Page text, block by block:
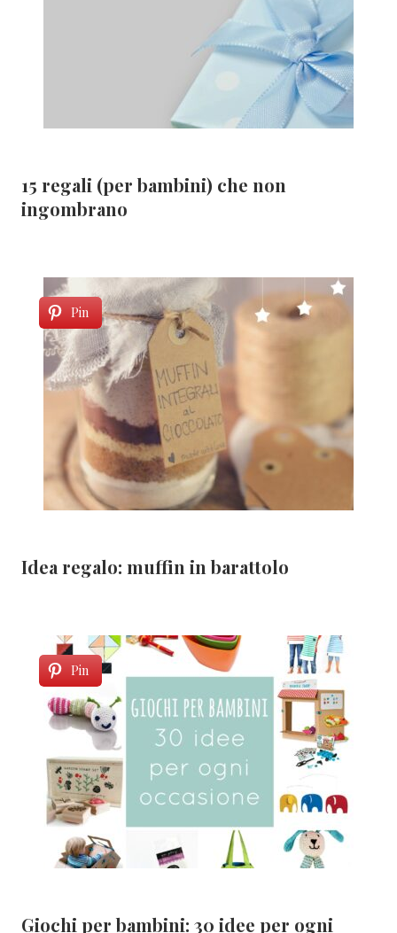
15 regali (per bambini) che non
ingombrano
Pin
Idea regalo: muffin in barattolo
Pin
Giochi per bambini: 30 idee per ogni